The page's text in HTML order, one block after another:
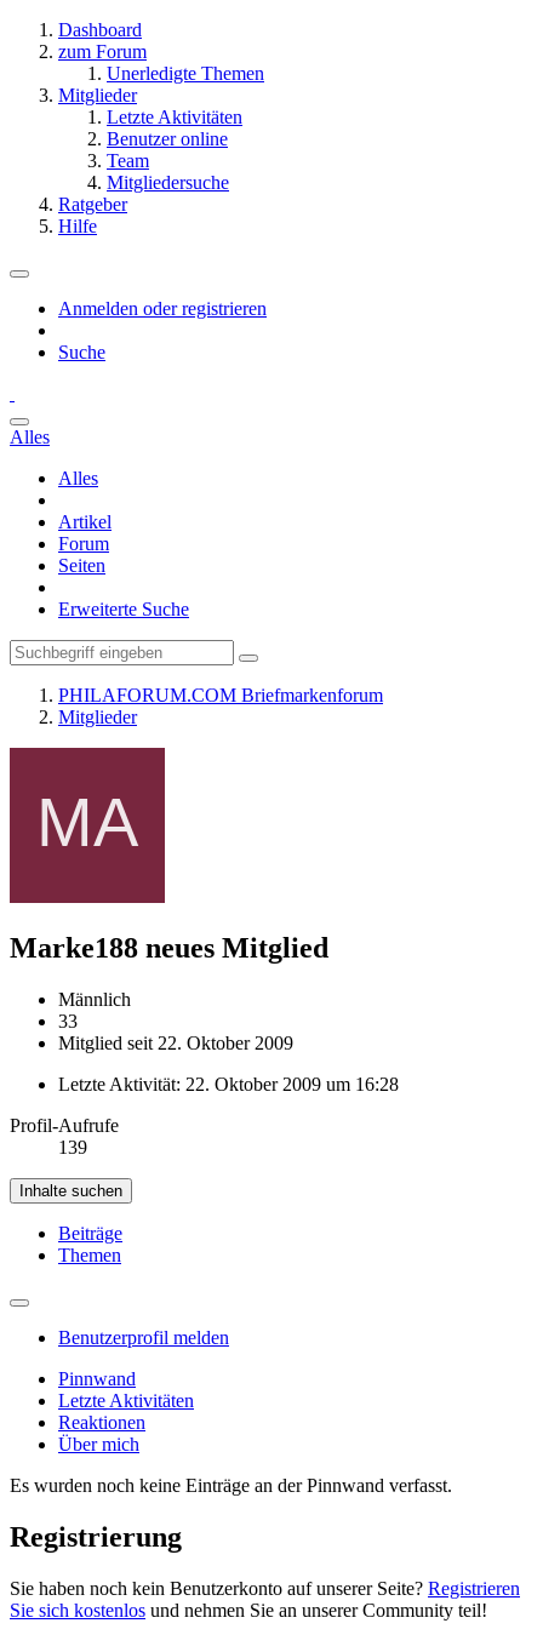
Dashboard
zum Forum
Unerledigte Themen
Mitglieder
Letzte Aktivitäten
Benutzer online
Team
Mitgliedersuche
Ratgeber
Hilfe
Anmelden oder registrieren
Suche
Alles
Alles
Artikel
Forum
Seiten
Erweiterte Suche
PHILAFORUM.COM Briefmarkenforum
Mitglieder
Marke188 neues Mitglied
Männlich
33
Mitglied seit 22. Oktober 2009
Letzte Aktivität: 22. Oktober 2009 um 16:28
Profil-Aufrufe
139
Inhalte suchen
Beiträge
Themen
Benutzerprofil melden
Pinnwand
Letzte Aktivitäten
Reaktionen
Über mich
Es wurden noch keine Einträge an der Pinnwand verfasst.
Registrierung
Sie haben noch kein Benutzerkonto auf unserer Seite? Registrieren
Sie sich kostenlos und nehmen Sie an unserer Community teil!